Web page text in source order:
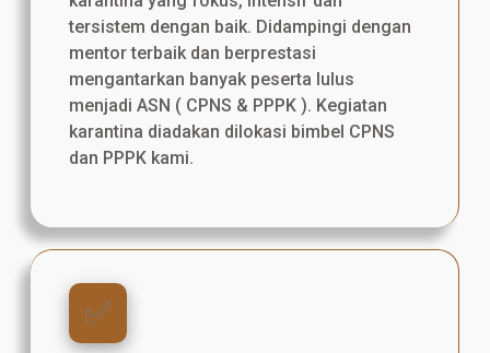
tersistem dengan baik. Didampingi dengan
mentor terbaik dan berprestasi
mengantarkan banyak peserta lulus
menjadi ASN ( CPNS & PPPK ). Kegiatan
karantina diadakan dilokasi bimbel CPNS
dan PPPK kami.
✅️